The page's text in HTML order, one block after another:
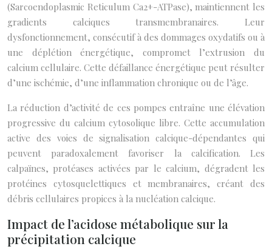
(Sarcoendoplasmic Reticulum Ca2+-ATPase), maintiennent les
gradients calciques transmembranaires. Leur
dysfonctionnement, consécutif à des dommages oxydatifs ou à
une déplétion énergétique, compromet l’extrusion du
calcium cellulaire. Cette défaillance énergétique peut résulter
d’une ischémie, d’une inflammation chronique ou de l’âge.
La réduction d’activité de ces pompes entraîne une élévation
progressive du calcium cytosolique libre. Cette accumulation
active des voies de signalisation calcique-dépendantes qui
peuvent paradoxalement favoriser la calcification. Les
calpaïnes, protéases activées par le calcium, dégradent les
protéines cytosquelettiques et membranaires, créant des
débris cellulaires propices à la nucléation calcique.
Impact de l’acidose métabolique sur la
précipitation calcique